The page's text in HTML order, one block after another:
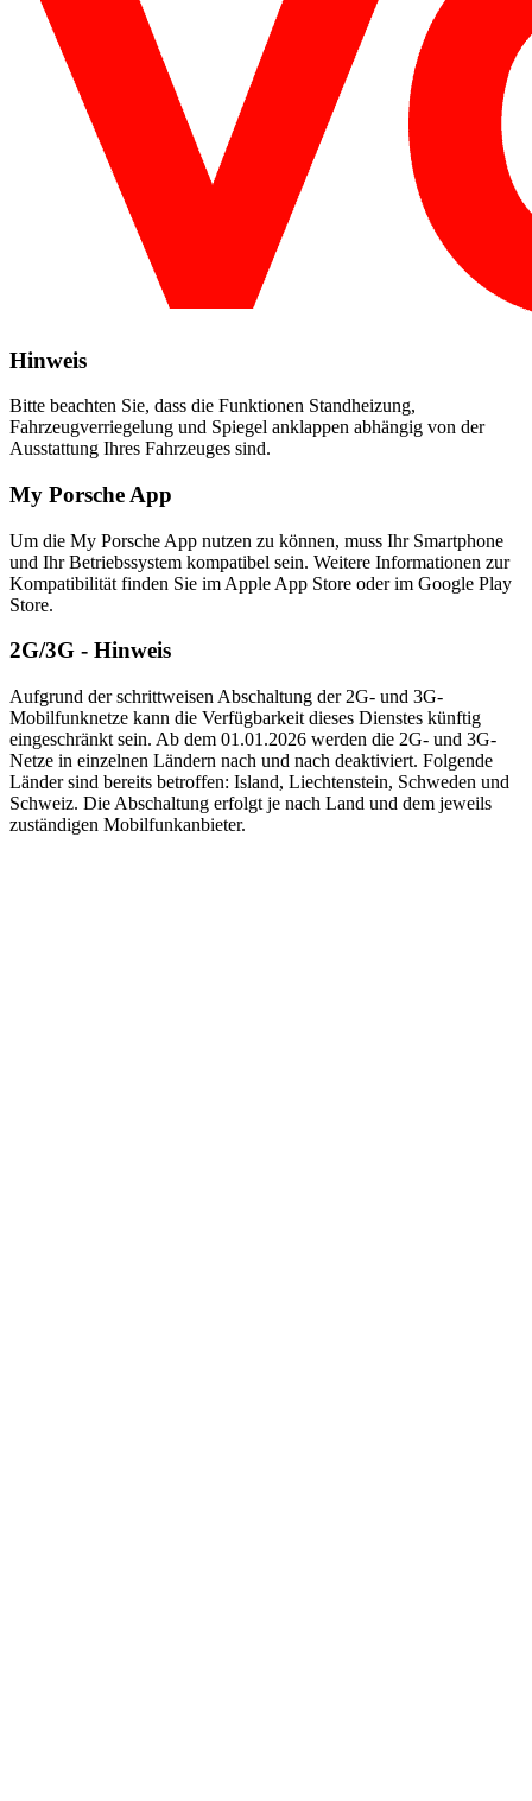
Hinweis
Bitte beachten Sie, dass die Funktionen Standheizung,
Fahrzeugverriegelung und Spiegel anklappen abhängig von der
Ausstattung Ihres Fahrzeuges sind.
My Porsche App
Um die My Porsche App nutzen zu können, muss Ihr Smartphone
und Ihr Betriebssystem kompatibel sein. Weitere Informationen zur
Kompatibilität finden Sie im Apple App Store oder im Google Play
Store.
2G/3G - Hinweis
Aufgrund der schrittweisen Abschaltung der 2G- und 3G-
Mobilfunknetze kann die Verfügbarkeit dieses Dienstes künftig
eingeschränkt sein. Ab dem 01.01.2026 werden die 2G- und 3G-
Netze in einzelnen Ländern nach und nach deaktiviert. Folgende
Länder sind bereits betroffen: Island, Liechtenstein, Schweden und
Schweiz. Die Abschaltung erfolgt je nach Land und dem jeweils
zuständigen Mobilfunkanbieter.